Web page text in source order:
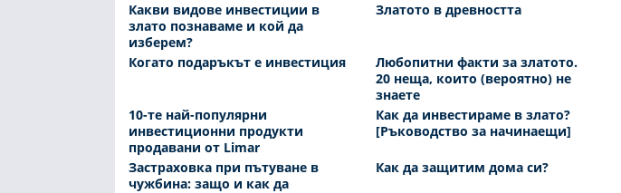
Какви видове инвестиции в
злато познаваме и кой да
изберем?
Златото в древността
Когато подаръкът е инвестиция
Любопитни факти за златото.
20 неща, които (вероятно) не
знаете
10-те най-популярни
инвестиционни продукти
продавани от Limar
Как да инвестираме в злато?
[Ръководство за начинаещи]
Застраховка при пътуване в
чужбина: защо и как да
Как да защитим дома си?